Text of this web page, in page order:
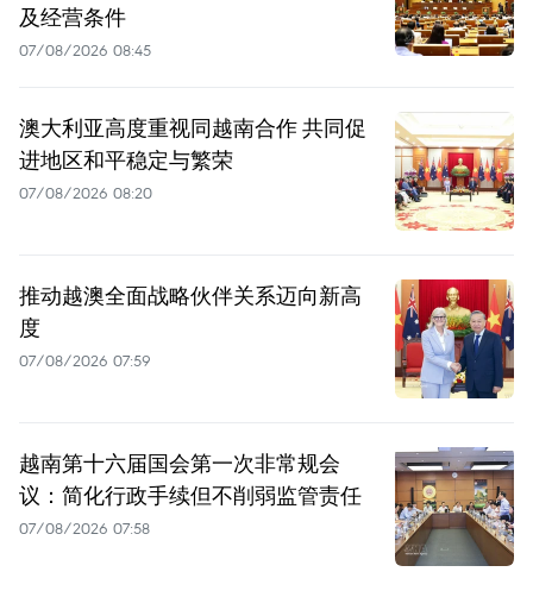
及经营条件
07/08/2026 08:45
澳大利亚高度重视同越南合作 共同促
进地区和平稳定与繁荣
07/08/2026 08:20
推动越澳全面战略伙伴关系迈向新高
度
07/08/2026 07:59
越南第十六届国会第一次非常规会
议：简化行政手续但不削弱监管责任
07/08/2026 07:58